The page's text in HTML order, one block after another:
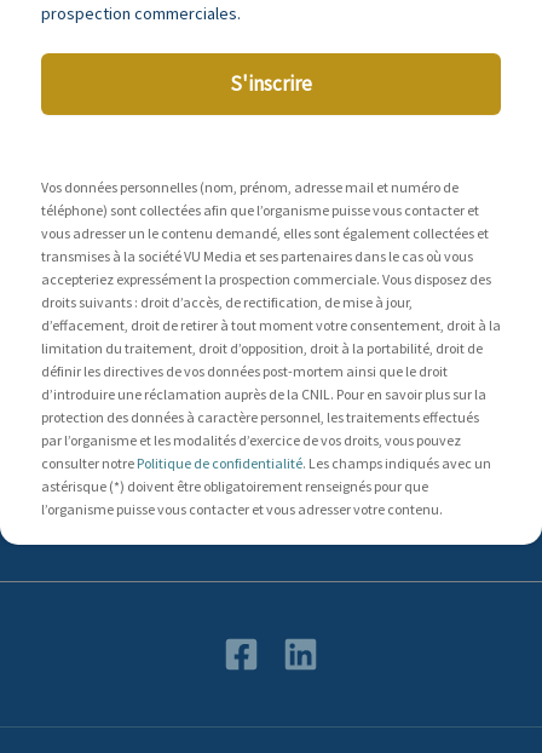
prospection commerciales.
S'inscrire
Vos données personnelles (nom, prénom, adresse mail et numéro de
téléphone) sont collectées afin que l’organisme puisse vous contacter et
vous adresser un le contenu demandé, elles sont également collectées et
transmises à la société VU Media et ses partenaires dans le cas où vous
accepteriez expressément la prospection commerciale. Vous disposez des
droits suivants : droit d’accès, de rectification, de mise à jour,
d’effacement, droit de retirer à tout moment votre consentement, droit à la
limitation du traitement, droit d’opposition, droit à la portabilité, droit de
définir les directives de vos données post-mortem ainsi que le droit
d’introduire une réclamation auprès de la CNIL. Pour en savoir plus sur la
protection des données à caractère personnel, les traitements effectués
par l’organisme et les modalités d’exercice de vos droits, vous pouvez
consulter notre Politique de confidentialité. Les champs indiqués avec un
astérisque (*) doivent être obligatoirement renseignés pour que
l’organisme puisse vous contacter et vous adresser votre contenu.